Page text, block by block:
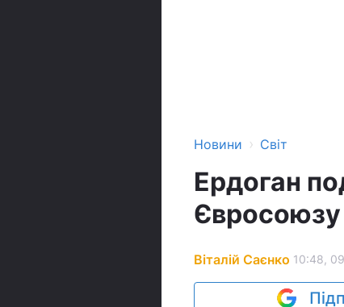
Новини › Світ
Ердоган
Євросоюзу
Віталій Саєнко 10:48,